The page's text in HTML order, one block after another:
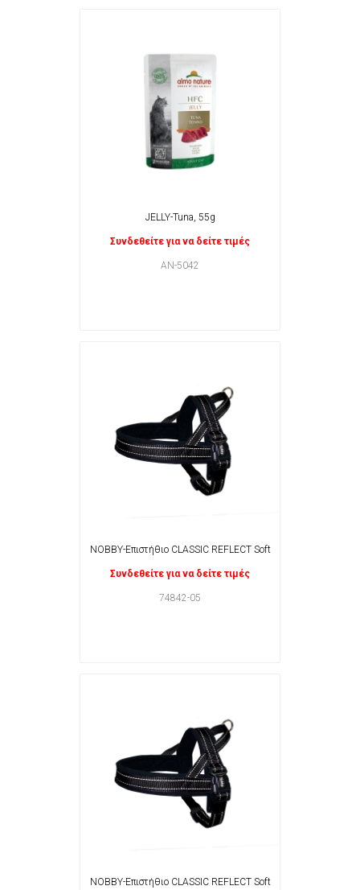
JELLY-Tuna, 55g
Συνδεθείτε για να δείτε τιμές
AN-5042
NOBBY-Επιστήθιο CLASSIC REFLECT Soft
Συνδεθείτε για να δείτε τιμές
74842-05
NOBBY-Επιστήθιο CLASSIC REFLECT Soft